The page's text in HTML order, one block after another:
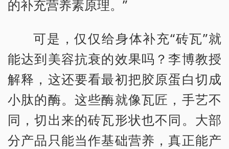
的补充营养素原理。”
可是，仅仅给身体补充“砖瓦”就
能达到美容抗衰的效果吗？李博教授
解释，这还要看最初把胶原蛋白切成
小肽的酶。这些酶就像瓦匠，手艺不
同，切出来的砖瓦形状也不同。大部
分产品只能当作基础营养，真正能产